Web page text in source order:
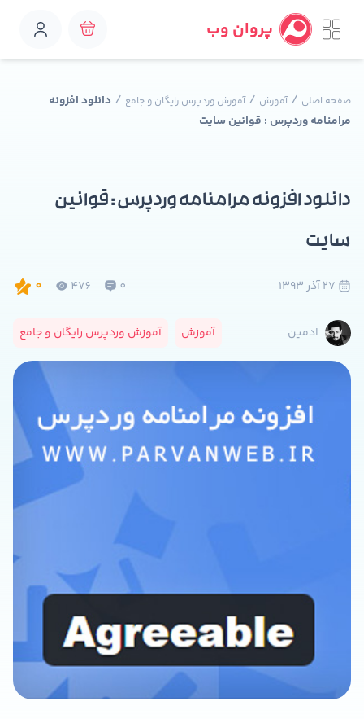
پروان وب
صفحه اصلی /آموزش /آموزش وردپرس رایگان و جامع / دانلود افزونه
مرامنامه وردپرس : قوانین سایت
0
476
0
دانلود افزونه مرامنامه وردپرس : قوانین
سایت
ادمین آموزش آموزش وردپرس رایگان و جامع